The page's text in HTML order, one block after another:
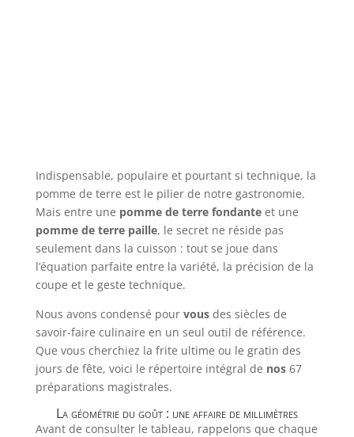
Indispensable, populaire et pourtant si technique, la
pomme de terre est le pilier de notre gastronomie.
Mais entre une pomme de terre fondanteet une
pomme de terre paille, le secret ne réside pas
seulement dans la cuisson : tout se joue dans
l’équation parfaite entre la variété, la précision de la
coupe et le geste technique.
Nous avons condensé pour vousdes siècles de
savoir-faire culinaire en un seul outil de référence.
Que vous cherchiez la frite ultime ou le gratin des
jours de fête, voici le répertoire intégral de nos67
préparations magistrales.
La géométrie du goût : une affaire de millimètres
Avant de consulter le tableau, rappelons que chaque